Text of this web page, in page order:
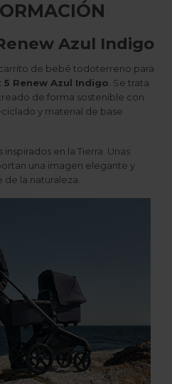
Azul Indigo
de bebé todoterreno para
Renew Azul Indigo. Se trata
de forma sostenible con
y material de base
en la Tierra. Unas
una imagen elegante y
de la naturaleza.